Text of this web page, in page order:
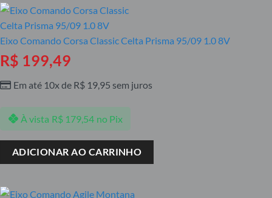
Eixo Comando Corsa Classic Celta Prisma 95/09 1.0 8V
R$ 199,49
Em até 10x de R$ 19,95 sem juros
À vista R$179,54 no Pix
ADICIONAR AO CARRINHO